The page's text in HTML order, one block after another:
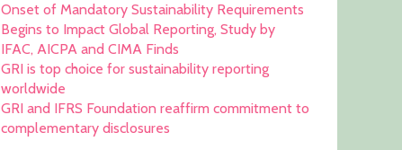
Onset of Mandatory Sustainability Requirements
Begins to Impact Global Reporting, Study by
IFAC, AICPA and CIMA Finds
GRI is top choice for sustainability reporting
worldwide
GRI and IFRS Foundation reaffirm commitment to
complementary disclosures